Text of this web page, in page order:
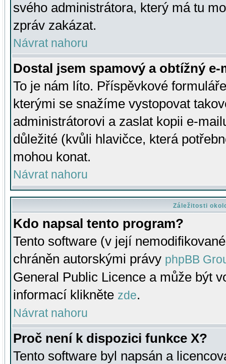
svého administrátora, který má tu
zpráv zakázat.
Návrat nahoru
Dostal jsem spamový a obtížný
To je nám líto. Příspěvkové
kterými se snažíme vystopovat
administrátorovi a zaslat kopii e-
důležité (kvůli hlavičce, která
mohou konat.
Návrat nahoru
Záležitosti
Kdo napsal tento program?
Tento software (v její
chráněn autorskými právy phpBB
General Public Licence a může být
informací klikněte zde.
Návrat nahoru
Proč není k dispozici funkce X?
Tento software byl napsán a